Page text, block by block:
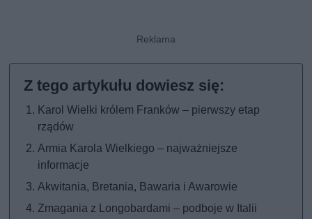
Karol Wielki królem Franków – pierwszy etap
rządów
Armia Karola Wielkiego – najważniejsze
informacje
Akwitania, Bretania, Bawaria i Awarowie
Zmagania z Longobardami – podboje w Italii